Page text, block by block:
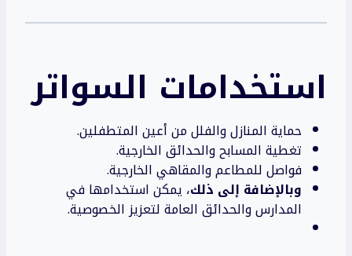
استخدامات السواتر
حماية المنازل والفلل من أعين المتطفلين.
تغطية المسابح والحدائق الخارجية.
فواصل للمطاعم والمقاهي الخارجية.
وبالإضافة إلى ذلك، يمكن استخدامها في
المدارس والحدائق العامة لتعزيز الخصوصية.